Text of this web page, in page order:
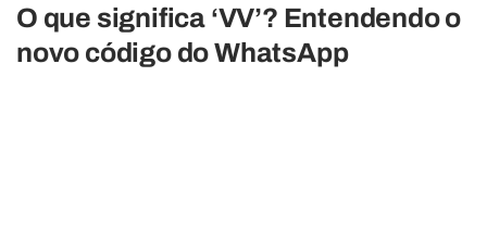
O que significa ‘VV’? Entendendo o
novo código do WhatsApp